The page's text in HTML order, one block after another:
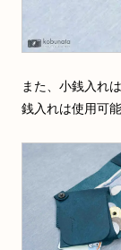
また、小銭入れ
銭入れは使用可能